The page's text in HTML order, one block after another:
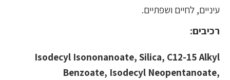
עיניים, לחיים ושפתיים.
רכיבים:
Isodecyl Isononanoate, Silica, C12-15 Alkyl
Benzoate, Isodecyl Neopentanoate,